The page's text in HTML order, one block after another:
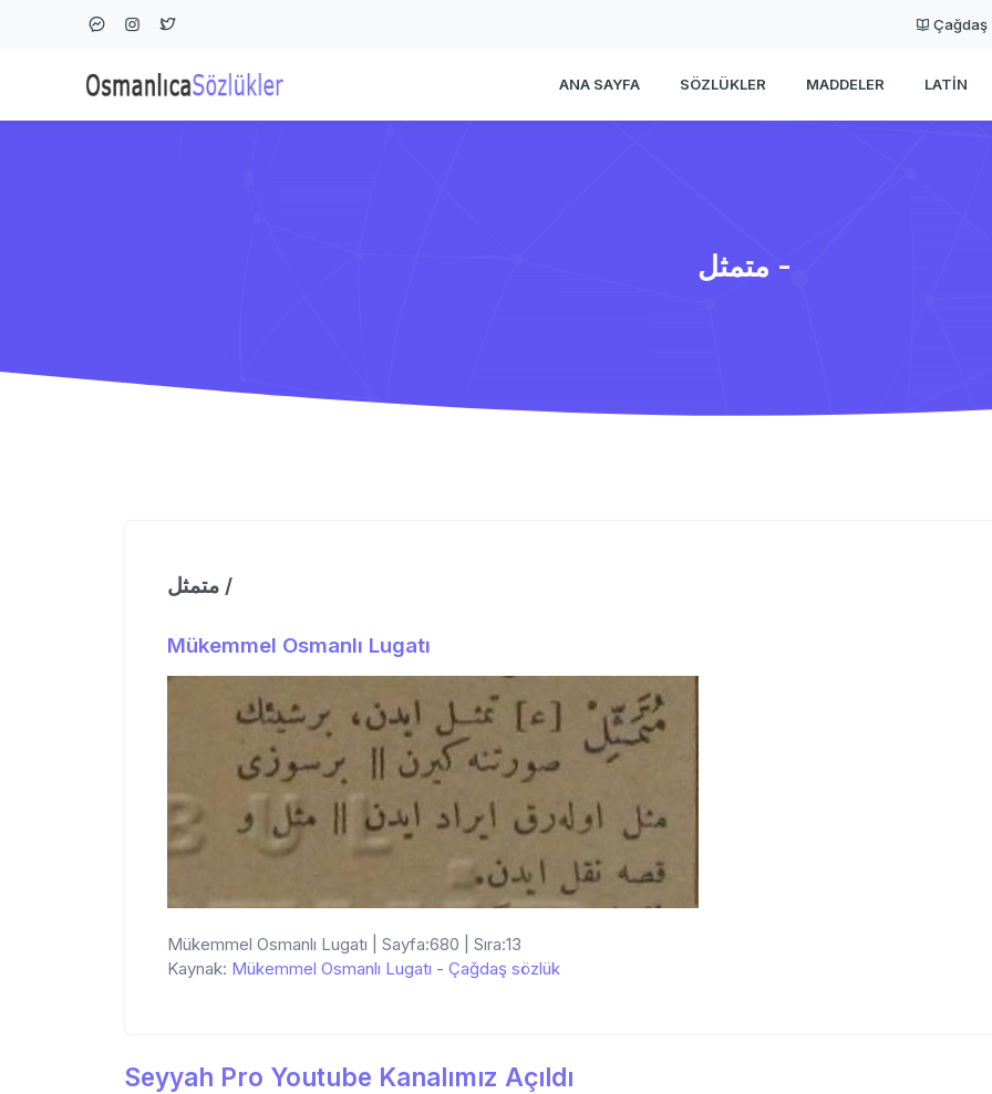
Çağdaş
ANA SAYFA SÖZLÜKLER MADDELER LATIN
متمثل -
متمثل /
Mükemmel Osmanlı Lugatı
Mükemmel Osmanlı Lugatı | Sayfa:680 | Sıra:13
Kaynak: Mükemmel Osmanlı Lugatı - Çağdaş sözlük
Seyyah Pro Youtube Kanalımız Açıldı